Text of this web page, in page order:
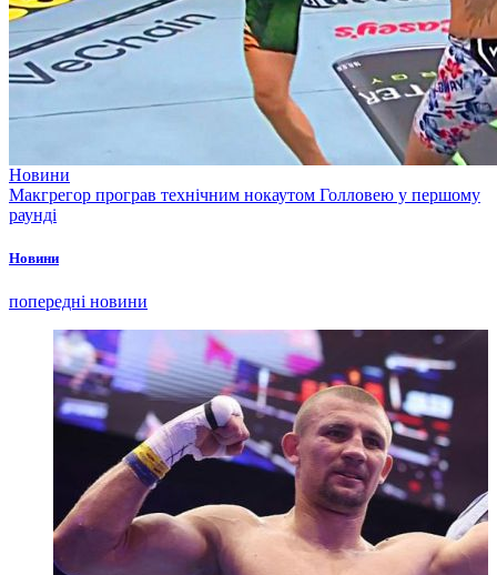
Новини
Макгрегор програв технічним нокаутом Голловею у першому
раунді
Новини
попередні новини